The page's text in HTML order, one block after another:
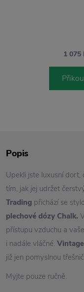
Popis
Upekli jste luxusní
tím, jak jej udržet
Trading přichází se
plechové dózy Chalk.
přístupu vzduchu a
i nadále vláčné.
již jen pomyslnou
Myjte pouze ručně.
1 075